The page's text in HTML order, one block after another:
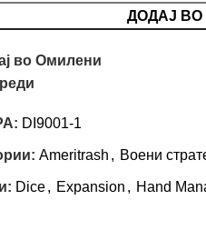
ДОДАЈ
во Омилени
DI9001-1
Ameritrash , Воени
Dice, Expansion , Hand